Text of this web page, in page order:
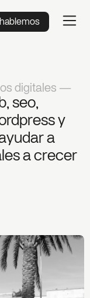
hablemos
digitales —
seo,
y
a
a crecer